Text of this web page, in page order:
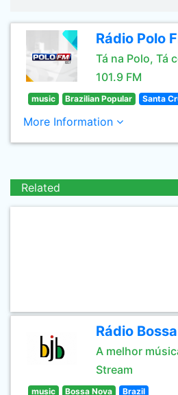
Rádio Polo
Tá na Polo, Tá
101.9 FM
music Brazilian Popular Santa
More Information
Related
Rádio
A melhor
Stream
music Bossa Nova Brazil